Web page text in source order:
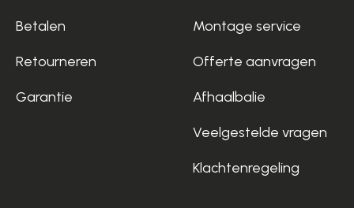
Betalen
Retourneren
Garantie
Montage service
Offerte aanvragen
Afhaalbalie
Veelgestelde vragen
Klachtenregeling